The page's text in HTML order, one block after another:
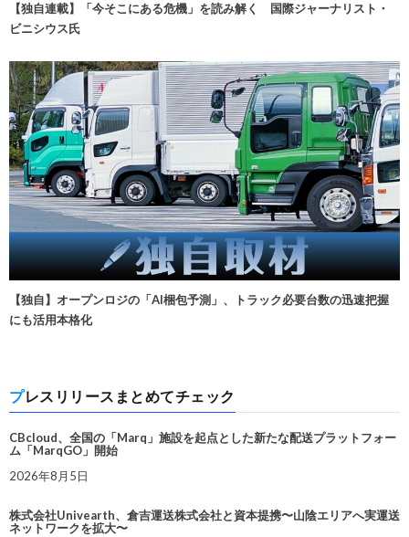
【独自連載】「今そこにある危機」を読み解く 国際ジャーナリスト・
ビニシウス氏
【独自】オープンロジの「AI梱包予測」、トラック必要台数の迅速把握
にも活用本格化
プレスリリースまとめてチェック
CBcloud、全国の「Marq」施設を起点とした新たな配送プラットフォー
ム「MarqGO」開始
2026年8月5日
株式会社Univearth、倉吉運送株式会社と資本提携〜山陰エリアへ実運送
ネットワークを拡大〜